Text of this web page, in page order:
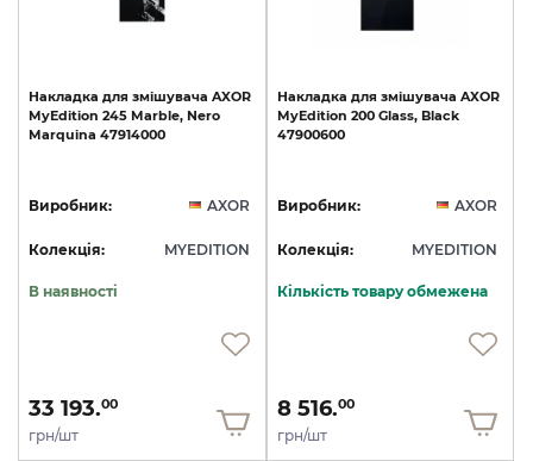
Накладка для змішувача AXOR
MyEdition 245 Marble, Nero
Marquina 47914000
Виробник: AXOR
Колекція: MYEDITION
В наявності
33 193.00
грн/шт
Накладка для змішувача AXOR
MyEdition 200 Glass, Black
47900600
Виробник: AXOR
Колекція: MYEDITION
Кількість товару обмежена
8 516.00
грн/шт